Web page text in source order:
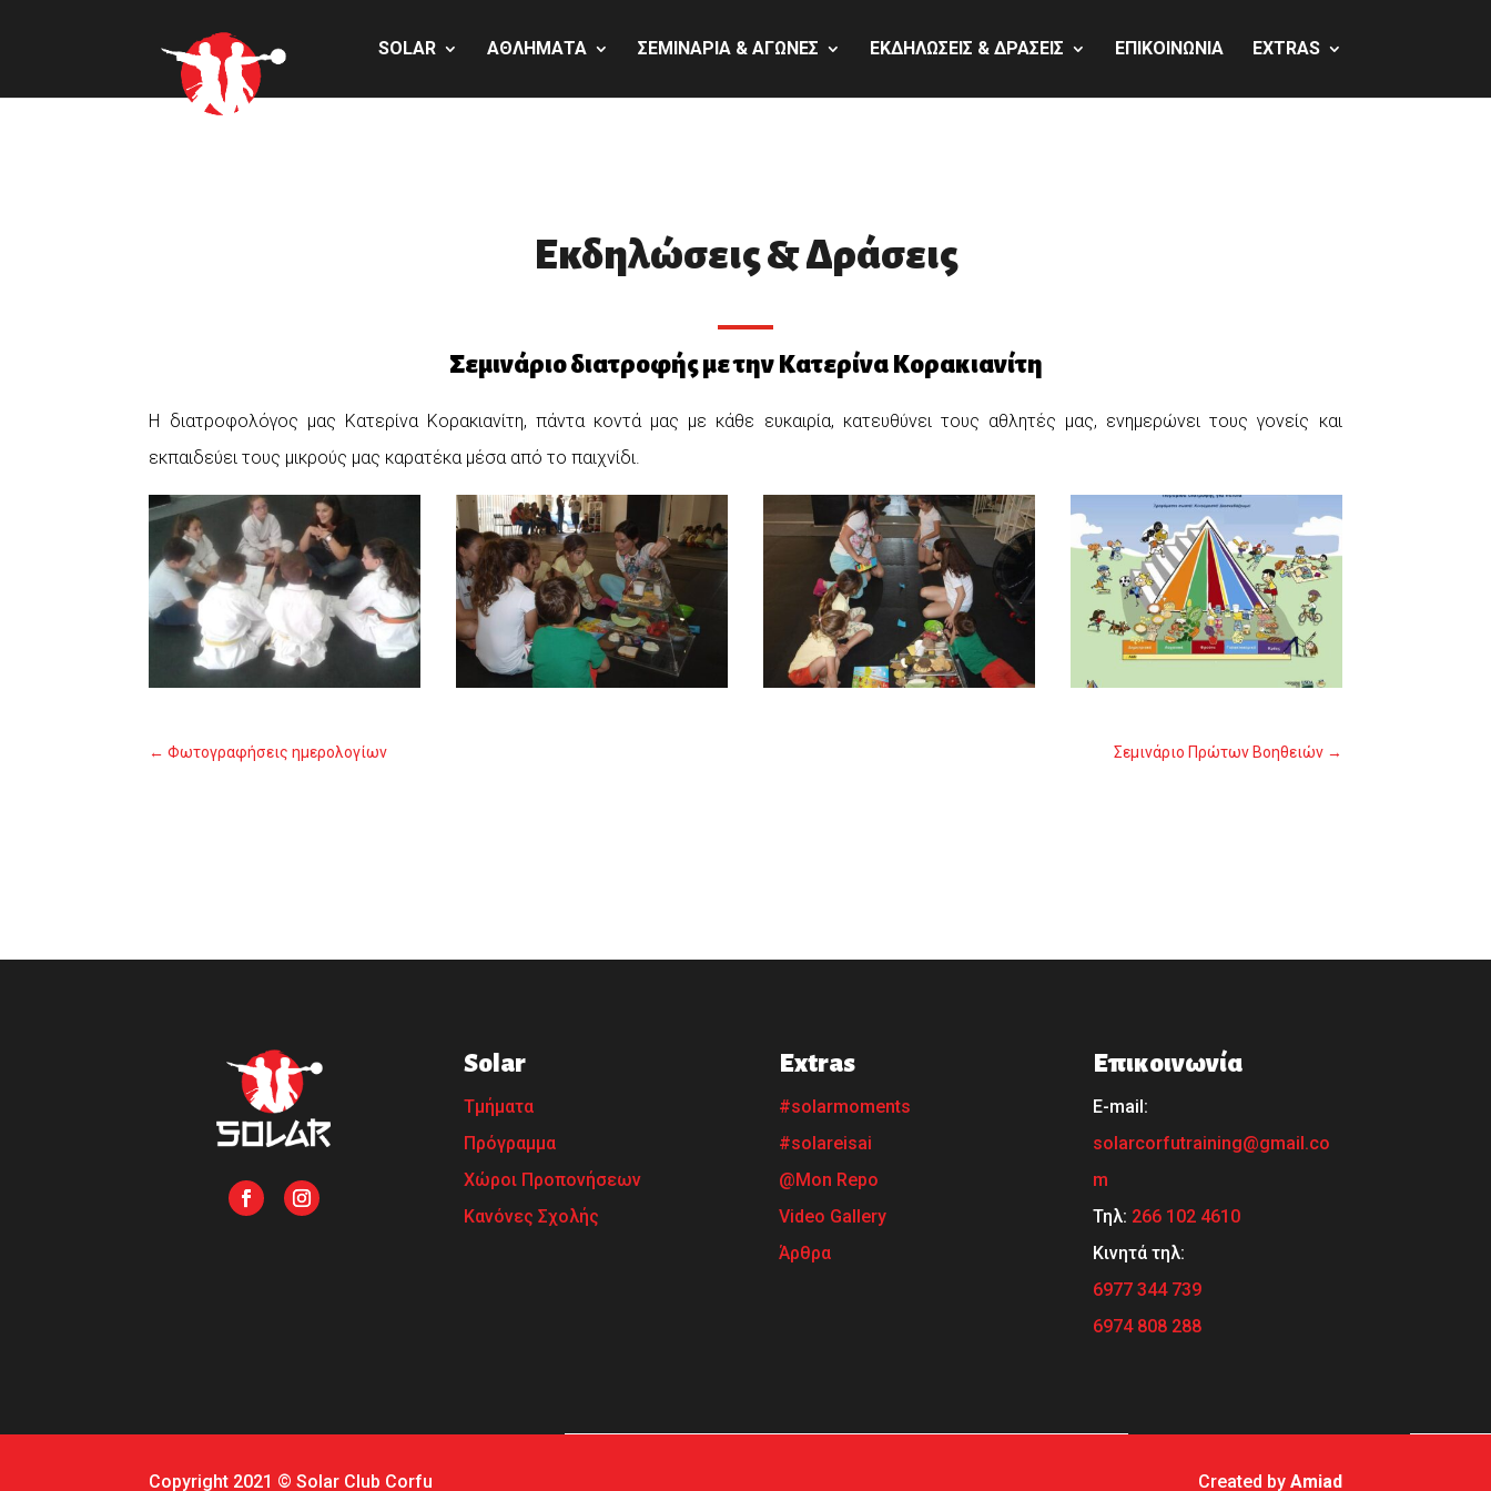
SOLAR ΑΘΛΗΜΑΤΑ ΣΕΜΙΝΑΡΙΑ & ΑΓΩΝΕΣ ΕΚΔΗΛΩΣΕΙΣ & ΔΡΑΣΕΙΣ ΕΠΙΚΟΙΝΩΝΙΑ EXTRAS
Εκδηλώσεις & Δράσεις
Σεμινάριο διατροφής με την Κατερίνα Κορακιανίτη
Η διατροφολόγος μας Κατερίνα Κορακιανίτη, πάντα κοντά μας με κάθε ευκαιρία, κατευθύνει τους αθλητές μας, ενημερώνει τους γονείς και
εκπαιδεύει τους μικρούς μας καρατέκα μέσα από το παιχνίδι.
Σεμινάριο Πρώτων Βοηθειών
Φωτογραφήσεις ημερολογίων
Solar
Τμήματα
Πρόγραμμα
Χώροι Προπονήσεων
Κανόνες Σχολής
Extras
#solarmoments
#solareisai
@Mon Repo
Video Gallery
Άρθρα
Επικοινωνία
Ε-mail:
solarcorfutraining@gmail.co
m
Τηλ: 266 102 4610
Κινητά τηλ:
6977 344 739
6974 808 288
Copyright 2021 © Solar Club Corfu Created by Amiad